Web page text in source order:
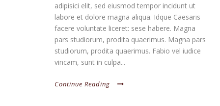
adipisici elit, sed eiusmod tempor incidunt ut
labore et dolore magna aliqua. Idque Caesaris
facere voluntate liceret: sese habere. Magna
pars studiorum, prodita quaerimus. Magna pars
studiorum, prodita quaerimus. Fabio vel iudice
vincam, sunt in culpa...
Continue Reading